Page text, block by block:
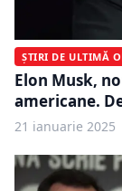
ȘTIRI DE ULTIMĂ
Elon Musk,
americane.
21 ianuarie 2025